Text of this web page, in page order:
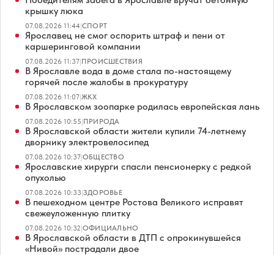
крышку люка
07.08.2026 11:44|СПОРТ
Ярославец не смог оспорить штраф и пени от
каршеринговой компании
07.08.2026 11:37|ПРОИСШЕСТВИЯ
В Ярославле вода в доме стала по-настоящему
горячей после жалобы в прокуратуру
07.08.2026 11:07|ЖКХ
В Ярославском зоопарке родилась европейская лань
07.08.2026 10:55|ПРИРОДА
В Ярославской области жители купили 74-летнему
дворнику электровелосипед
07.08.2026 10:37|ОБЩЕСТВО
Ярославские хирурги спасли пенсионерку с редкой
опухолью
07.08.2026 10:33|ЗДОРОВЬЕ
В пешеходном центре Ростова Великого исправят
свежеуложенную плитку
07.08.2026 10:32|ОФИЦИАЛЬНО
В Ярославской области в ДТП с опрокинувшейся
«Нивой» пострадали двое